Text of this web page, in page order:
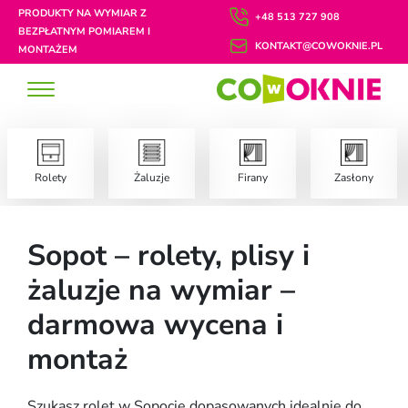
PRODUKTY NA WYMIAR Z
BEZPŁATNYM POMIAREM I
MONTAŻEM
+48 513 727 908
KONTAKT@COWOKNIE.PL
Rolety Żaluzje Firany Zasłony
Sopot – rolety, plisy i
żaluzje na wymiar –
darmowa wycena i
montaż